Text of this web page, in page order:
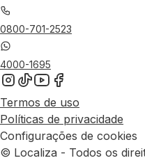
0800-701-2523
4000-1695
Termos de uso
Políticas de privacidade
Configurações de cookies
© Localiza - Todos os